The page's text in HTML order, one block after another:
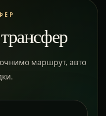
маршрут, авто